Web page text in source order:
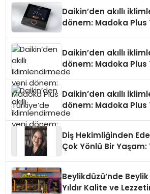
Daikin’den akıllı
dönem: Madoka Plus
Daikin’den akıllı
dönem: Madoka Plus
Daikin’den akıllı
dönem: Madoka Plus
Diş Hekimliğinden
Çok Yönlü Bir Yaşam:
Beylikdüzü’nde
Yıldır Kalite ve